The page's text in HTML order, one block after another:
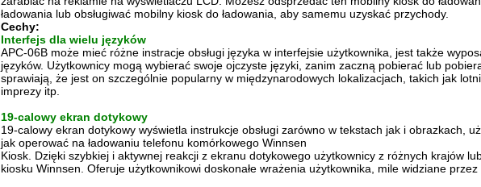
ładowania lub obsługiwać mobilny kiosk do ładowania, aby samemu uzyskać przychody.
Cechy:
Interfejs dla wielu języków
APC-06B może mieć różne instracje obsługi języka w interfejsie użytkownika, jest także
języków. Użytkownicy mogą wybierać swoje ojczyste języki, zanim zaczną pobierać lub
sprawiają, że jest on szczególnie popularny w międzynarodowych lokalizacjach, takich jak
imprezy itp.
19-calowy ekran dotykowy
19-calowy ekran dotykowy wyświetla instrukcje obsługi zarówno w tekstach jak i obrazkach,
jak operować na ładowaniu telefonu komórkowego Winnsen
Kiosk. Dzięki szybkiej i aktywnej reakcji z ekranu dotykowego użytkownicy z różnych krajów
kiosku Winnsen. Oferuje użytkownikowi doskonałe wrażenia użytkownika, mile widziane przez